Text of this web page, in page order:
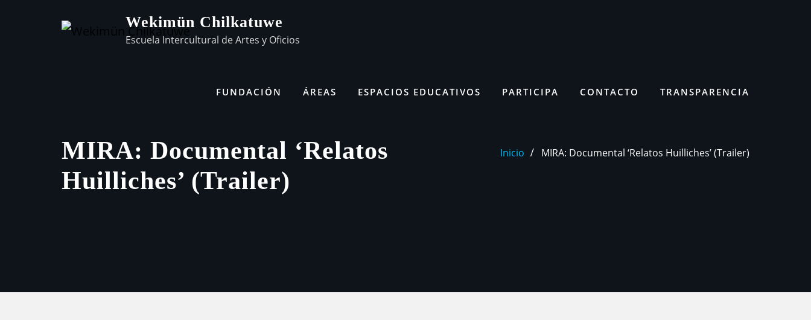
Wekimün Chilkatuwe
Escuela Intercultural de Artes y Oficios
FUNDACIÓN ÁREAS ESPACIOS EDUCATIVOS PARTICIPA CONTACTO TRANSPARENCIA
MIRA: Documental ‘Relatos
Huilliches’ (Trailer)
Inicio MIRA: Documental ‘Relatos Huilliches’ (Trailer)